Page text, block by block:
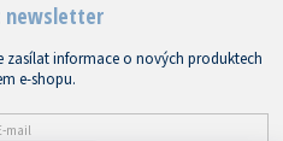
newsletter
zasílat informace o nových produktech
e-shopu.
mail